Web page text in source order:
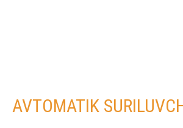
AVTOMATIK